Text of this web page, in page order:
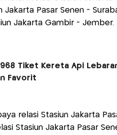
Jakarta Pasar Senen -
Jakarta Gambir - Jember.
Tiket Kereta Api
Favorit
relasi Stasiun Jakarta
Stasiun Jakarta Pasar